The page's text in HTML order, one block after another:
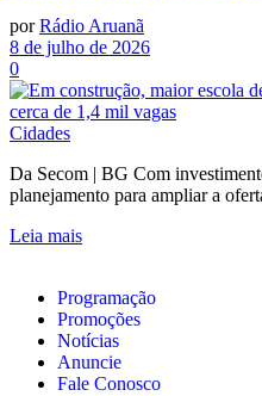
por Rádio Aruanã
8 de julho de 2026
0
Cidades
Da Secom | BG Com
planejamento para ampliar a
Leia mais
Programação
Promoções
Notícias
Anuncie
Fale Conosco